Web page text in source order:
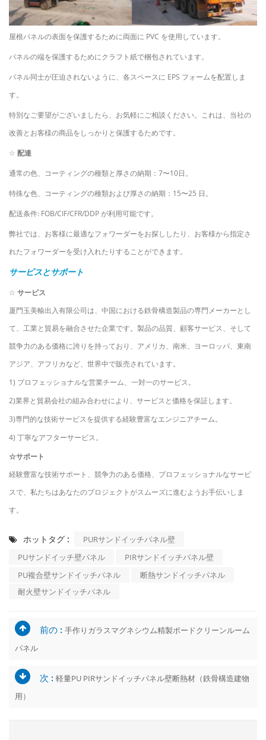
屋根パネルの表面を保護するために両面に PVC を使用しています。
パネルの端を保護するためにクラフト紙で梱包されています。
パネル同士が圧迫されないように、各スペースに EPS フォームを配置しま
す。
特別なご要望がございましたら、お気軽にご相談ください。これは、当社の
改善とお客様の商品をしっかりと保護するためです。
☆ 配達
通常の色、コーティングの種類と厚さの納期：7〜10日。
特殊な色、コーティングの種類および厚さの納期：15〜25 日。
配送条件: FOB/CIF/CFR/DDP が利用可能です。
弊社では、お客様に最適なフォワーダーをお探ししたり、お客様から指定さ
れたフォワーダーを受け入れたりすることができます。
サービスとサポート
☆ サービス
厦門玉美輸出入有限公司は、中国における鉄骨構造製品の専門メーカーとし
て、工業と貿易を融合させた企業です。製品の品質、顧客サービス、そして
競争力のある価格に誇りを持っており、アメリカ、南米、ヨーロッパ、東南
アジア、アフリカなど、世界中で販売されています。
1) プロフェッショナルな営業チーム、一対一のサービス。
2)業界と貿易会社の組み合わせにより、サービスと価格を保証します。
3)専門的な技術サービスを提供する経験豊富なエンジニアチーム。
4) 丁寧なアフターサービス。
☆サポート
経験豊富な技術サポート、競争力のある価格、プロフェッショナルなサービ
スで、私たちはあなたのプロジェクトがスムーズに進むようお手伝いしま
す。
ホットタグ :
PURサンドイッチパネル壁
PUサンドイッチ壁パネル
PIRサンドイッチパネル壁
PU複合壁サンドイッチパネル
断熱サンドイッチパネル
耐火壁サンドイッチパネル
前の : 手作りガラスマグネシウム精製ボードクリーンルーム
パネル
次 : 軽量PU PIRサンドイッチパネル壁断熱材（鉄骨構造建物
用）